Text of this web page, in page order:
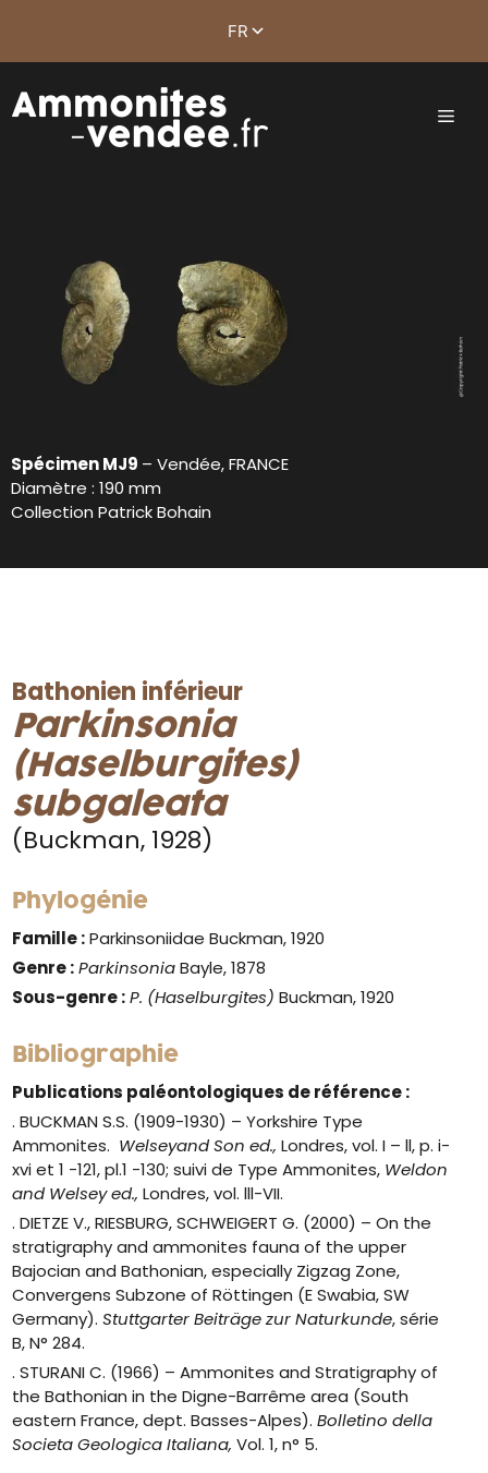
Spécimen MJ9 – Vendée, FRANCE
Diamètre : 190 mm
Collection Patrick Bohain
Bathonien inférieur
Parkinsonia
(Haselburgites)
subgaleata
(Buckman, 1928)
Phylogénie
Famille :Parkinsoniidae Buckman, 1920
Genre : ParkinsoniaBayle, 1878
Sous-genre : P. (Haselburgites) Buckman, 1920
Bibliographie
Publications paléontologiques de référence :
. BUCKMAN S.S. (1909-1930) – Yorkshire Type
Ammonites. Welseyand Son ed.,Londres, vol. I – ll, p. i-
xvi et 1 -121, pl.1 -130; suivi de Type Ammonites, Weldon
and Welsey ed.,Londres, vol. lll-VII.
. DIETZE V., RIESBURG, SCHWEIGERT G. (2000) – On the
stratigraphy and ammonites fauna of the upper
Bajocian and Bathonian, especially Zigzag Zone,
Convergens Subzone of Röttingen (E Swabia, SW
Germany).Stuttgarter Beiträge zur Naturkunde, série
B, N° 284.
. STURANI C. (1966) – Ammonites and Stratigraphy of
the Bathonian in the Digne-Barrême area (South
eastern France, dept. Basses-Alpes).Bolletino della
Societa Geologica Italiana, Vol. 1, n° 5.